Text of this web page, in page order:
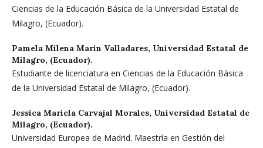
Ciencias de la Educación Básica de la Universidad Estatal de
Milagro, (Ecuador).
Pamela Milena Marin Valladares, Universidad Estatal de
Milagro, (Ecuador).
Estudiante de licenciatura en Ciencias de la Educación Básica
de la Universidad Estatal de Milagro, (Ecuador).
Jessica Mariela Carvajal Morales, Universidad Estatal de
Milagro, (Ecuador).
Universidad Europea de Madrid. Maestría en Gestión del